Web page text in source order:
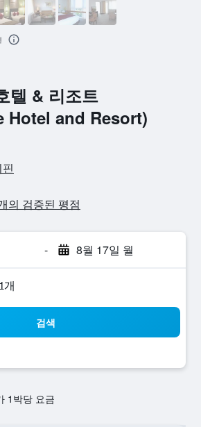
텔 & 리조트
Hotel and Resort)
의 검증된 평점
- 8월 17일 월
개
검색
1박당 요금